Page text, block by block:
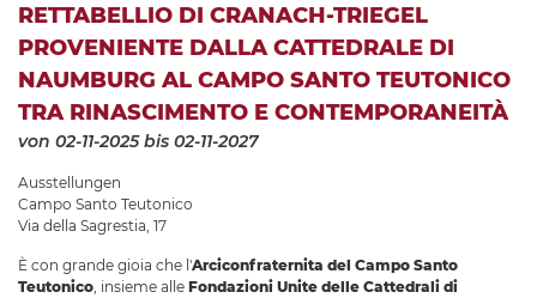
RETTABELLIO DI CRANACH-TRIEGEL
PROVENIENTE DALLA CATTEDRALE DI
NAUMBURG AL CAMPO SANTO TEUTONICO
TRA RINASCIMENTO E CONTEMPORANEITÀ
von 02-11-2025bis 02-11-2027
Ausstellungen
Campo Santo Teutonico
Via della Sagrestia, 17
È con grande gioia che l'Arciconfraternita del Campo Santo
Teutonico, insieme alle Fondazioni Unite delle Cattedrali di